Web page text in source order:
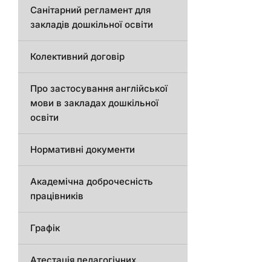
Санітарний регламент для
закладів дошкільної освіти
Колективний договір
Про застосування англійської
мови в закладах дошкільної
освіти
Нормативні документи
Академічна доброчесність
працівників
Графік